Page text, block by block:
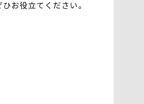
お役立てください。